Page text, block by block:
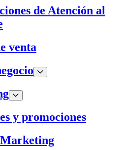
de Atención al
venta
y promociones